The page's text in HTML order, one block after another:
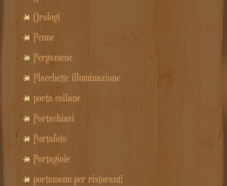
Orologi
Penne
Pergamene
Placchette illuminazione
porta collane
Portachiavi
Portafoto
Portagioie
portamenu per ristoranti